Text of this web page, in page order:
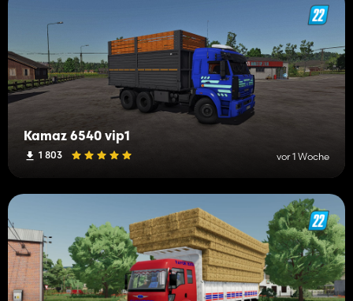
Kamaz 6540 vip1
1 803 vor 1 Woche